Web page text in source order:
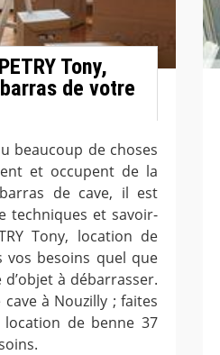
Tony,
de votre
beaucoup de choses
et occupent de la
de cave, il est
techniques et savoir-
Tony, location de
vos besoins quel que
à débarrasser.
à Nouzilly ; faites
location de benne 37